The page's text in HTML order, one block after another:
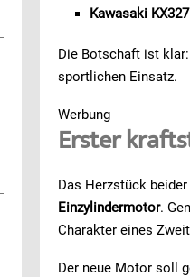
Kawasaki
Die Botschaft ist
sportlichen Einsatz.
Werbung
Erster
Das Herzstück
Einzylindermotor.
Charakter eines
Der neue Motor soll